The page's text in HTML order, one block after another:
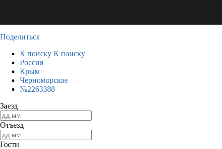
Поделиться
К поиску К поиску
Россия
Крым
Черноморское
№2263388
Заезд
Отъезд
Гости